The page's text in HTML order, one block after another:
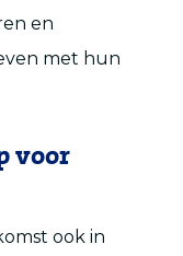
en
met hun
voor
ook in